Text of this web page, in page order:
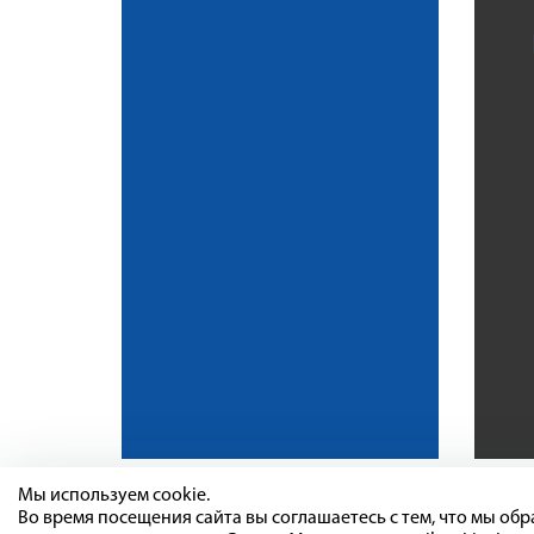
Мы используем cookie.
Во время посещения сайта вы соглашаетесь с тем, что мы